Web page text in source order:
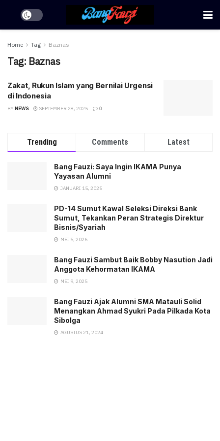
Home Tag Baznas
Tag: Baznas
Zakat, Rukun Islam yang Bernilai Urgensi
di Indonesia
BY NEWS SEPTEMBER 28, 2025 0
Trending Comments Latest
Bang Fauzi: Saya Ingin IKAMA Punya
Yayasan Alumni
JANUARI 15, 2025
PD-14 Sumut Kawal Seleksi Direksi Bank
Sumut, Tekankan Peran Strategis Direktur
Bisnis/Syariah
MEI 5, 2026
Bang Fauzi Sambut Baik Bobby Nasution Jadi
Anggota Kehormatan IKAMA
MEI 9, 2025
Bang Fauzi Ajak Alumni SMA Matauli Solid
Menangkan Ahmad Syukri Pada Pilkada Kota
Sibolga
AGUSTUS 21, 2024